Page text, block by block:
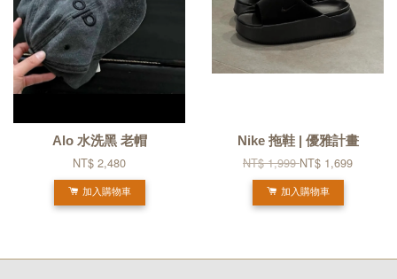
Alo 水洗黑 老帽
NT$ 2,480
加入購物車
Nike 拖鞋 | 優雅計畫
NT$ 1,999NT$ 1,699
加入購物車